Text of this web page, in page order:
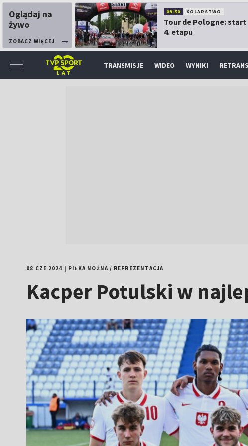
Oglądaj na
żywo
ZOBACZ WIĘCEJ
09:50 KOLARSTWO
Tour de Pologne: start
4. etapu
TRANSMISJE WIDEO WYNIKI
08 CZE 2024 PIŁKA NOŻNA/ REPREZENTACJA
Kacper Potulski w